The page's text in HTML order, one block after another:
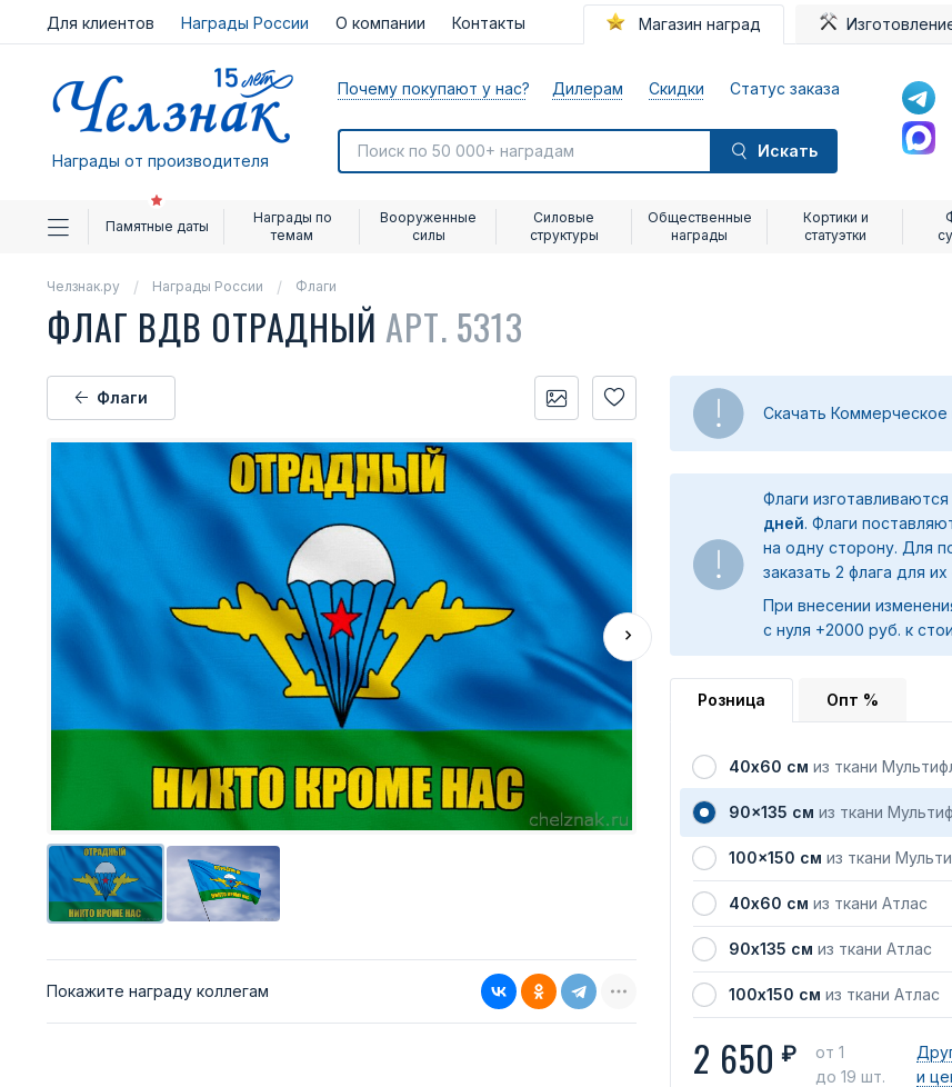
Для клиентов Награды России О компании Контакты Магазин наград
Награды от производителя
Почему покупают у нас? Дилерам Скидки Статус заказа
Искать
Памятные даты
Награды по
темам
Вооруженные
силы
Силовые
структуры
Общественные
награды
Кортики и
статуэтки
Челзнак.ру Награды России Флаги
ФЛАГ ВДВ ОТРАДНЫЙ АРТ. 5313
Флаги
Покажите награду коллегам
Скачать
Флаги
дней. Флаги
на одну сторону. Для
заказать 2 флага для
При внесении
с нуля +2000 руб. к
Розница Опт %
40х60 см из ткани
90x135 см из ткани
100x150 см из ткани
40х60 см из ткани Атлас
90х135 см из ткани Атлас
100х150 см из ткани Атлас
2 650 ₽
от 1
до 19 шт.
и